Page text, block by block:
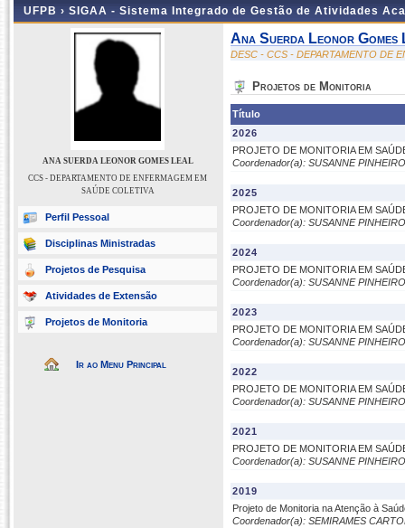
UFPB › SIGAA - Sistema Integrado de Gestão de Atividades
ANA SUERDA LEONOR GOMES LEAL
CCS - DEPARTAMENTO DE ENFERMAGEM EM
SAÚDE COLETIVA
Perfil Pessoal
Disciplinas Ministradas
Projetos de Pesquisa
Atividades de Extensão
Projetos de Monitoria
Ir ao Menu Principal
Ana Suerda Leonor Gomes
DESC - CCS - DEPARTAMENTO DE
Projetos de Monitoria
Título
2026
PROJETO DE MONITORIA EM
Coordenador(a): SUSANNE
2025
PROJETO DE MONITORIA EM
Coordenador(a): SUSANNE
2024
PROJETO DE MONITORIA EM
Coordenador(a): SUSANNE
2023
PROJETO DE MONITORIA EM
Coordenador(a): SUSANNE
2022
PROJETO DE MONITORIA EM
Coordenador(a): SUSANNE
2021
PROJETO DE MONITORIA EM
Coordenador(a): SUSANNE
2019
Projeto de Monitoria na Atenção à
Coordenador(a): SEMIRAMES